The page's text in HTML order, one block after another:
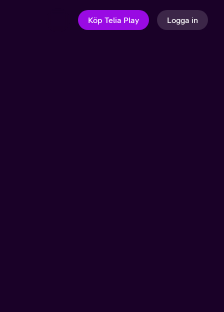
Köp Telia Play Logga in